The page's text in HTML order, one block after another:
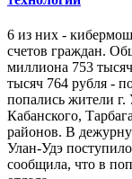
6 из них -
счетов граждан.
миллиона 753
тысяч 764 рубля -
попались жители
Кабанского,
районов. В
Улан-Удэ
сообщила, что в